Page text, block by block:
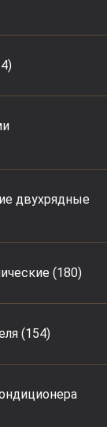
двухрядные
(180)
(154)